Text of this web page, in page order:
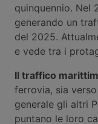
quinquennio. Nel
generando un
del 2025.
e vede tra i
Il traffico
ferrovia, sia
generale gli altri
puntano le loro